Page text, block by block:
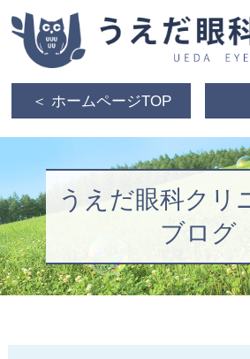
＜ ホームページTOP
うえだ眼科クリ
ブログ